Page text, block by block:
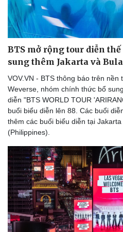
BTS mở rộng tour diễn
sung thêm Jakarta và
VOV.VN - BTS thông báo trên
Weverse, nhóm chính thức bổ
diễn "BTS WORLD TOUR
buổi biểu diễn lên 88. Các buổi
thêm các buổi biểu diễn tại
(Philippines).